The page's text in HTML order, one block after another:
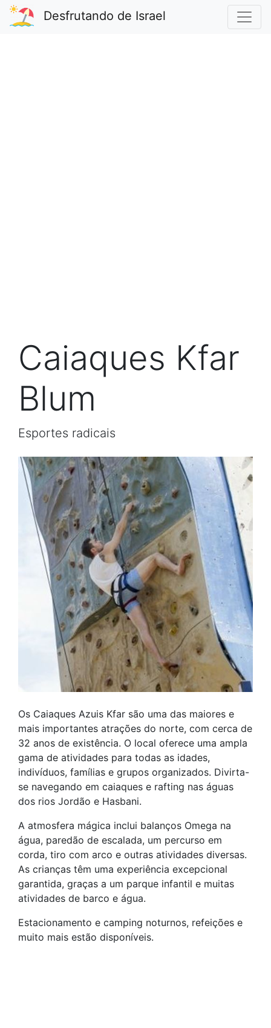
Desfrutando de Israel
Caiaques Kfar
Blum
Esportes radicais
Os Caiaques Azuis Kfar são uma das maiores e
mais importantes atrações do norte, com cerca de
32 anos de existência. O local oferece uma ampla
gama de atividades para todas as idades,
indivíduos, famílias e grupos organizados. Divirta-
se navegando em caiaques e rafting nas águas
dos rios Jordão e Hasbani.
A atmosfera mágica inclui balanços Omega na
água, paredão de escalada, um percurso em
corda, tiro com arco e outras atividades diversas.
As crianças têm uma experiência excepcional
garantida, graças a um parque infantil e muitas
atividades de barco e água.
Estacionamento e camping noturnos, refeições e
muito mais estão disponíveis.